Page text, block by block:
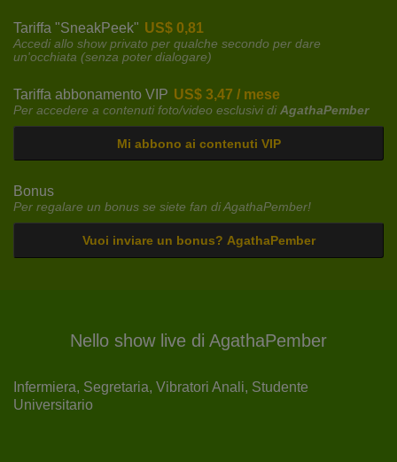
Tariffa "SneakPeek" US$ 0,81
Accedi allo show privato per qualche secondo per dare
un'occhiata (senza poter dialogare)
Tariffa abbonamento VIP US$ 3,47 / mese
Per accedere a contenuti foto/video esclusivi diAgathaPember
Mi abbono ai contenuti VIP
Bonus
Per regalare un bonus se siete fan di AgathaPember!
Vuoi inviare un bonus? AgathaPember
Nello show live di AgathaPember
Infermiera, Segretaria, Vibratori Anali, Studente
Universitario